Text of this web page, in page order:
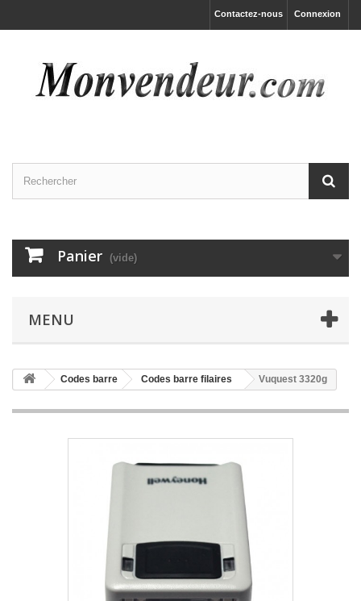
Connexion
Contactez-nous
Panier (vide)
MENU
Codes barre Codes barre filaires Vuquest 3320g